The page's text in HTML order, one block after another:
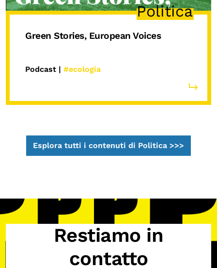
Politica
Green Stories, European Voices
Podcast | #ecologia
Esplora tutti i contenuti di Politica >>>
Restiamo in
contatto